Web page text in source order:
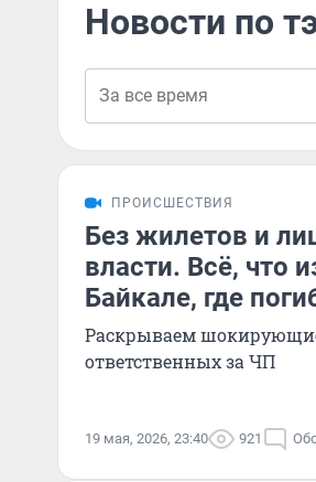
Новости по
ПРОИСШЕСТВИЯ
Без жилетов и
власти. Всё, что
Байкале, где
Раскрываем
ответственных за ЧП
19 мая, 2026, 23:40 921